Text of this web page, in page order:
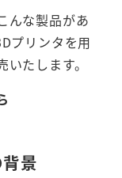
んな製品があ
プリンタを用
たします。
景